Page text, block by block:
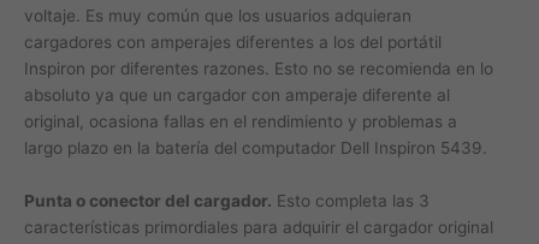
voltaje. Es muy común que los usuarios adquieran
cargadores con amperajes diferentes a los del portátil
Inspiron por diferentes razones. Esto no se recomienda en lo
absoluto ya que un cargador con amperaje diferente al
original, ocasiona fallas en el rendimiento y problemas a
largo plazo en la batería del computador Dell Inspiron 5439.
Punta o conector del cargador. Esto completa las 3
características primordiales para adquirir el cargador original